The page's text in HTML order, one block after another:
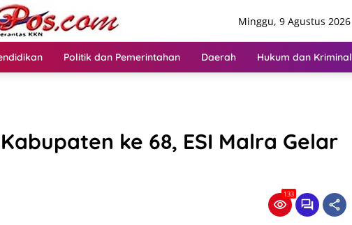
Minggu, 9 Agustus 2026
Politik dan Pemerintahan Daerah Hukum dan Kriminal
ke 68, ESI Malra Gelar
133